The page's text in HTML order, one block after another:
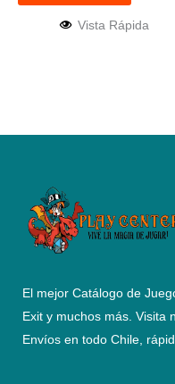
Vista Rápida
El mejor Catálogo de
Exit y muchos más. Visita
Envíos en todo Chile,